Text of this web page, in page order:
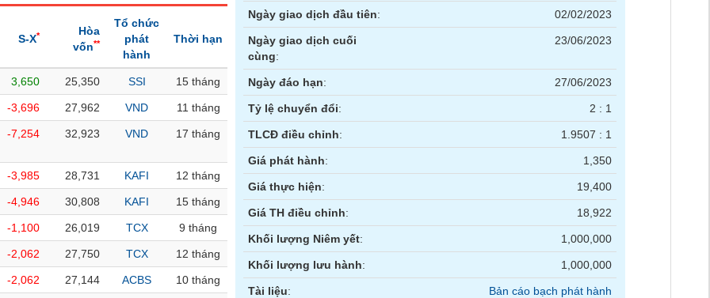
S-X*
Hòa
vốn**
Tổ chức
phát
hành
Thời hạn
3,650 25,350 SSI 15 tháng
-3,696 27,962 VND 11 tháng
-7,254 32,923 VND 17 tháng
-3,985 28,731 KAFI 12 tháng
-4,946 30,808 KAFI 15 tháng
-1,100 26,019 TCX 9 tháng
-2,062 27,750 TCX 12 tháng
-2,062 27,144 ACBS 10 tháng
Ngày giao dịch đầu tiên: 02/02/2023
Ngày giao dịch cuối
cùng:
23/06/2023
Ngày đáo hạn: 27/06/2023
Tỷ lệ chuyển đổi: 2 : 1
TLCĐ điều chỉnh: 1.9507 : 1
Giá phát hành: 1,350
Giá thực hiện: 19,400
Giá TH điều chỉnh: 18,922
Khối lượng Niêm yết: 1,000,000
Khối lượng lưu hành: 1,000,000
Tài liệu: Bản cáo bạch phát hành
Hợp đồng tương lai Trái phiếu